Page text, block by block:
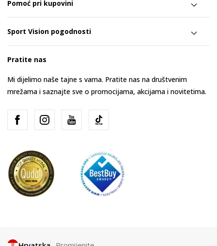
Pomoć pri kupovini
Sport Vision pogodnosti
Pratite nas
Mi dijelimo naše tajne s vama. Pratite nas na društvenim
mrežama i saznajte sve o promocijama, akcijama i novitetima.